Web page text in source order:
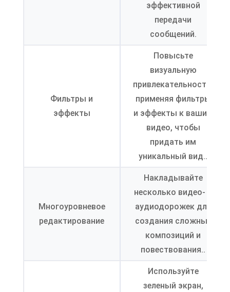
эффективной
передачи
сообщений.
Фильтры и
эффекты
Повысьте
визуальную
привлекательность,
применяя фильтры
и эффекты к вашим
видео, чтобы
придать им
уникальный вид..
Многоуровневое
редактирование
Накладывайте
несколько видео- и
аудиодорожек для
создания сложных
композиций и
повествования..
Используйте
зеленый экран,